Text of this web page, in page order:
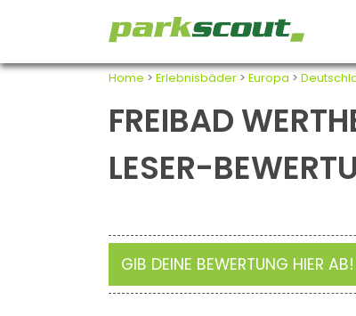
Home > Erlebnisbäder > Europa >
FREIBAD
LESER-
GIB DEINE BEWERTUNG HIER AB!